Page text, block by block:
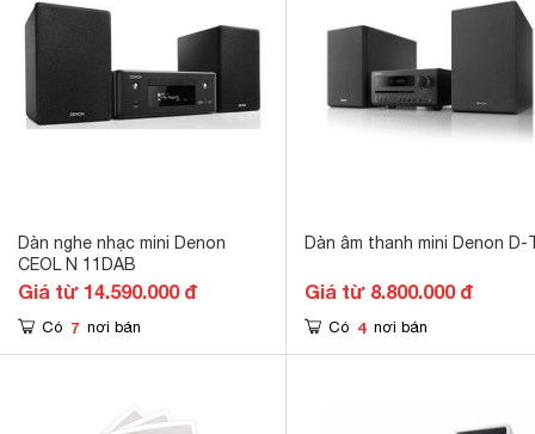
Dàn nghe nhạc mini Denon
CEOL N 11DAB
Giá từ 14.590.000 đ
Có 7 nơi bán
Dàn âm thanh mini Denon D-
Giá từ 8.800.000 đ
Có 4 nơi bán